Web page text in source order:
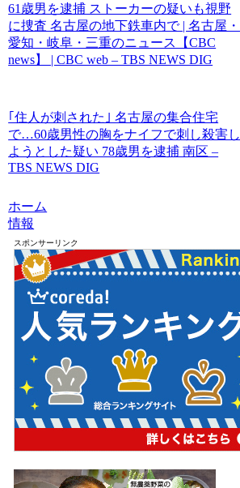
61歳男を逮捕 ストーカーの疑いも視野
に捜査 名古屋の地下鉄車内で | 名古屋・
愛知・岐阜・三重のニュース【CBC
news】 | CBC web – TBS NEWS DIG
｢住人が刺された｣ 名古屋の集合住宅
で…60歳男性の胸をナイフで刺し殺害し
ようとした疑い 78歳男を逮捕 南区 –
TBS NEWS DIG
ホーム
情報
スポンサーリンク